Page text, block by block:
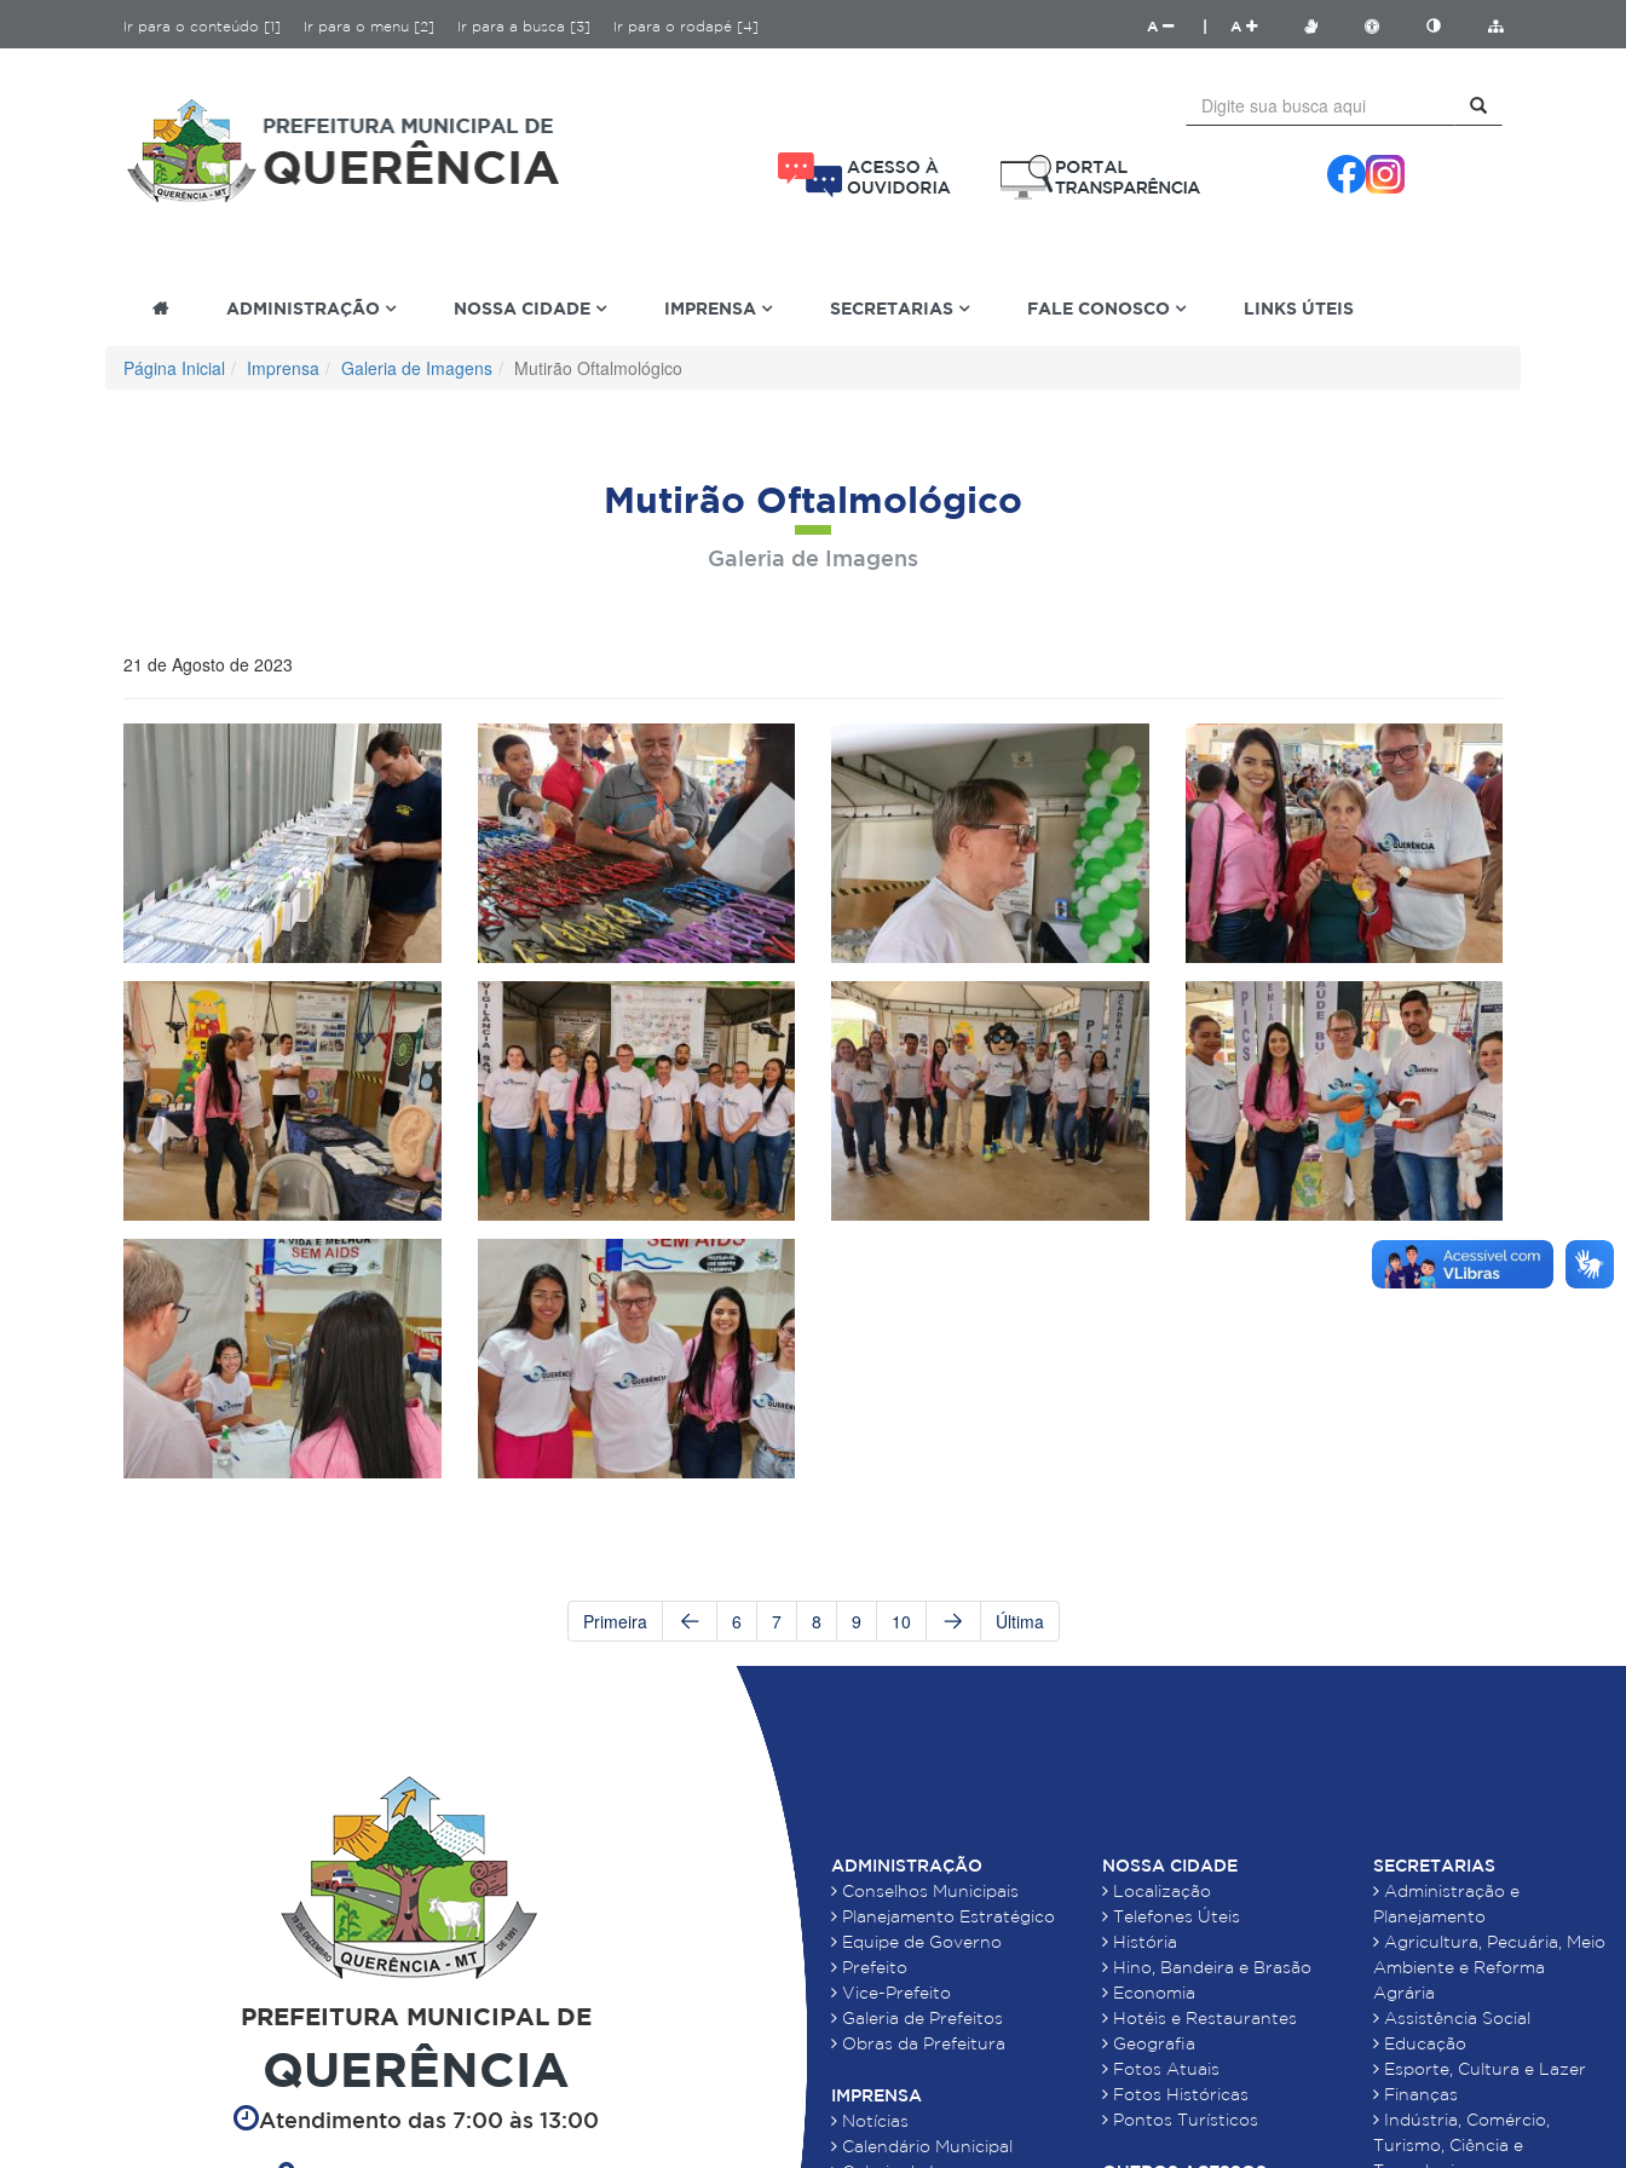
Ir para o conteúdo [1] Ir para o menu [2] Ir para a busca [3] Ir para o rodapé [4] A A
ADMINISTRAÇÃO NOSSA CIDADE IMPRENSA SECRETARIAS FALE CONOSCO LINKS ÚTEIS
Página Inicial Imprensa Galeria de Imagens Mutirão Oftalmológico
Mutirão Oftalmológico
Galeria de Imagens
21 de Agosto de 2023
Primeira 6 7 8 9 10 Última
PREFEITURA MUNICIPAL DE
QUERÊNCIA
Atendimento das 7:00 às 13:00
ADMINISTRAÇÃO
Conselhos Municipais
Planejamento Estratégico
Equipe de Governo
Prefeito
Vice-Prefeito
Galeria de Prefeitos
Obras da Prefeitura
IMPRENSA
Notícias
Calendário Municipal
NOSSA CIDADE
Localização
Telefones Úteis
História
Hino, Bandeira e Brasão
Economia
Hotéis e Restaurantes
Geografia
Fotos Atuais
Fotos Históricas
Pontos Turísticos
SECRETARIAS
Administração e
Planejamento
Agricultura, Pecuária, Meio
Ambiente e Reforma
Agrária
Assistência Social
Educação
Esporte, Cultura e Lazer
Finanças
Indústria, Comércio,
Turismo, Ciência e